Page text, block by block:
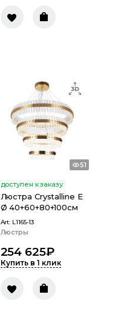
51
доступен к заказу
Люстра Crystalline E
Ø 40+60+80+100см
Art: L1165-13
Люстры
254 625₽
Купить в 1 клик